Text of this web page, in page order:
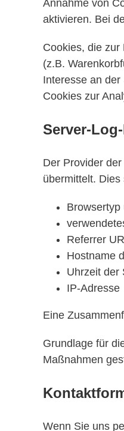
Annahme von
aktivieren. Bei
Cookies, die zur
(z.B.
Interesse an
Cookies zur
Server-
Der Provider
übermittelt. Dies
Browsertyp
Referrer
Hostname
Uhrzeit der
IP-Adresse
Eine
Grundlage für
Maßnahmen
Wenn Sie uns